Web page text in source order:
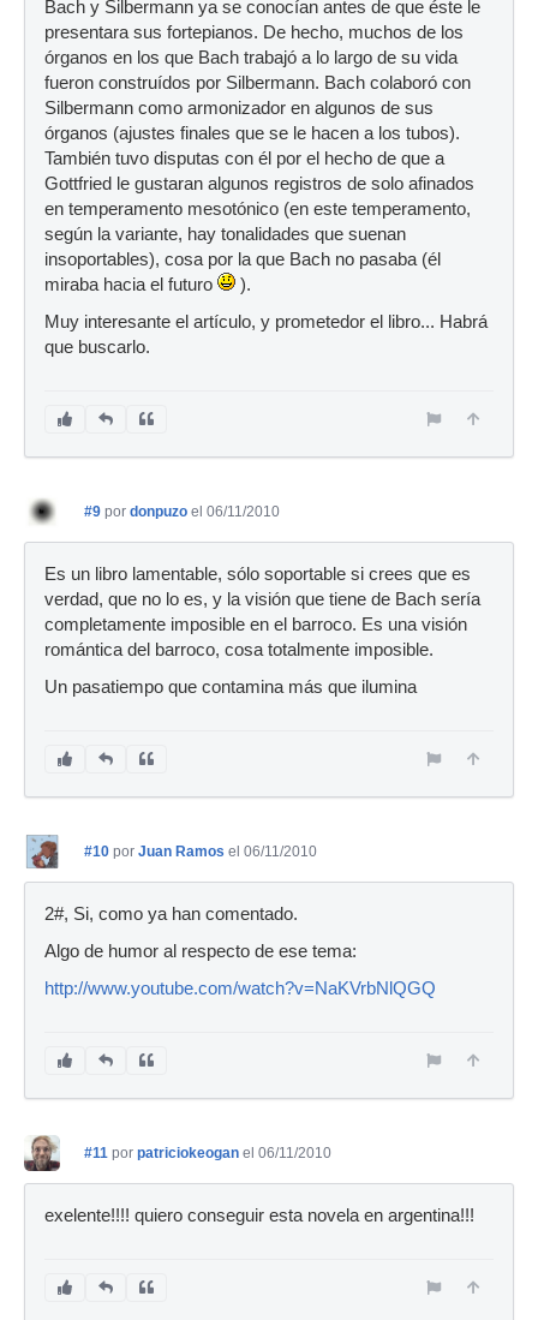
Bach y Silbermann ya se conocían antes de que éste le
presentara sus fortepianos. De hecho, muchos de los
órganos en los que Bach trabajó a lo largo de su vida
fueron construídos por Silbermann. Bach colaboró con
Silbermann como armonizador en algunos de sus
órganos (ajustes finales que se le hacen a los tubos).
También tuvo disputas con él por el hecho de que a
Gottfried le gustaran algunos registros de solo afinados
en temperamento mesotónico (en este temperamento,
según la variante, hay tonalidades que suenan
insoportables), cosa por la que Bach no pasaba (él
miraba hacia el futuro
).
Muy interesante el artículo, y prometedor el libro... Habrá
que buscarlo.
#9 por donpuzo el 06/11/2010
Es un libro lamentable, sólo soportable si crees que es
verdad, que no lo es, y la visión que tiene de Bach sería
completamente imposible en el barroco. Es una visión
romántica del barroco, cosa totalmente imposible.
Un pasatiempo que contamina más que ilumina
#10 por Juan Ramos el 06/11/2010
2#, Si, como ya han comentado.
Algo de humor al respecto de ese tema:
http://www.youtube.com/watch?v=NaKVrbNlQGQ
#11 por patriciokeogan el 06/11/2010
exelente!!!! quiero conseguir esta novela en argentina!!!